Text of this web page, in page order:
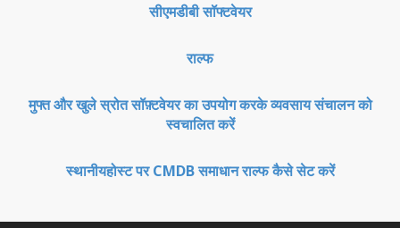
सीएमडीबी सॉफ्टवेयर
राल्फ
मुफ्त और खुले स्रोत सॉफ़्टवेयर का उपयोग करके व्यवसाय संचालन को
स्वचालित करें
स्थानीयहोस्ट पर CMDB समाधान राल्फ कैसे सेट करें